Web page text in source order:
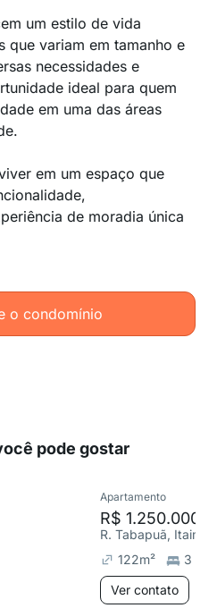
um estilo de vida
que variam em tamanho e
necessidades e
ideal para quem
em uma das áreas
em um espaço que
de moradia única
o condomínio
pode gostar
Apartamento
R$ 1.250.000
R. Tabapuã, Itaim
122m²
3
Ver contato